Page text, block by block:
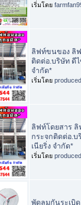
เริ่มโดย
ลิฟท์ขนของ ลิ
ติดต่อ.บริษัท ดี
จำกัด*
เริ่มโดย
ลิฟท์โดยสาร
กระจกติดต่อ.บ
เนียริ่ง จำกัด*
เริ่มโดย
พัดลมกันระเบิ